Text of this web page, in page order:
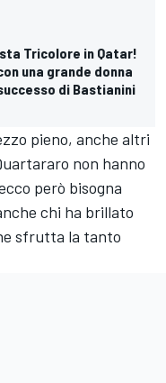
Tricolore in Qatar!
una grande donna
di Bastianini
pieno, anche altri
non hanno
però bisogna
chi ha brillato
sfrutta la tanto